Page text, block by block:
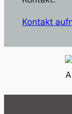
Kontakt